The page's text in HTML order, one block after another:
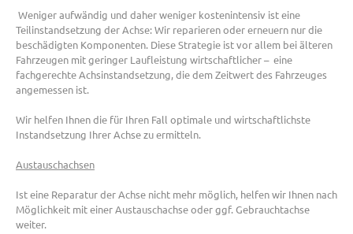
Weniger aufwändig und daher weniger kostenintensiv ist eine
Teilinstandsetzung der Achse: Wir reparieren oder erneuern nur die
beschädigten Komponenten. Diese Strategie ist vor allem bei älteren
Fahrzeugen mit geringer Laufleistung wirtschaftlicher – eine
fachgerechte Achsinstandsetzung, die dem Zeitwert des Fahrzeuges
angemessen ist.
Wir helfen Ihnen die für Ihren Fall optimale und wirtschaftlichste
Instandsetzung Ihrer Achse zu ermitteln.
Austauschachsen
Ist eine Reparatur der Achse nicht mehr möglich, helfen wir Ihnen nach
Möglichkeit mit einer Austauschachse oder ggf. Gebrauchtachse
weiter.